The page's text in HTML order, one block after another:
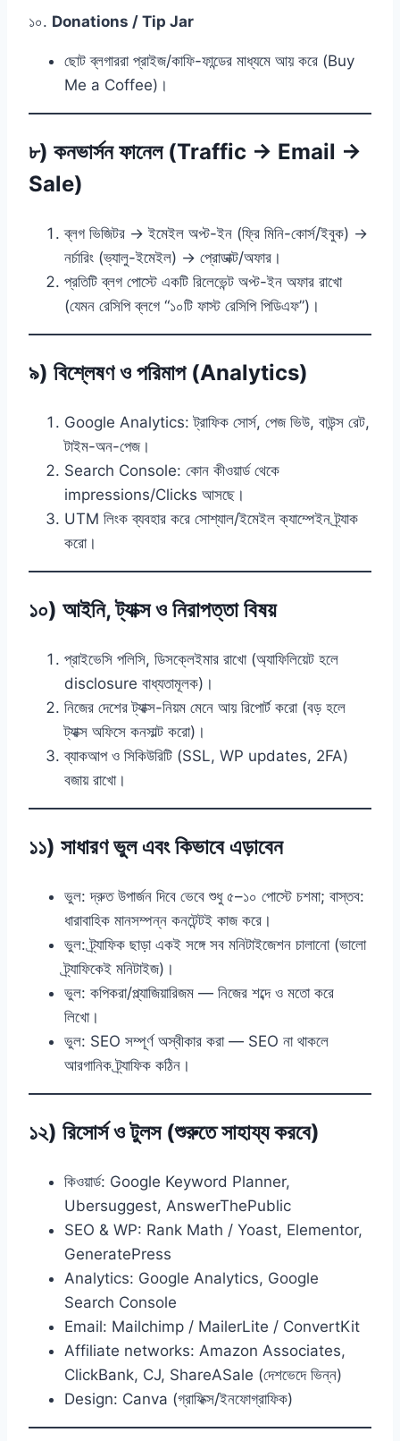
১০. Donations / Tip Jar
ছোট ব্লগাররা প্রাইজ/কাফি-ফান্ডের মাধ্যমে আয় করে (Buy
Me a Coffee)।
৮) কনভার্সন ফানেল (Traffic → Email →
Sale)
ব্লগ ভিজিটর → ইমেইল অপ্ট-ইন (ফ্রি মিনি-কোর্স/ইবুক) →
নর্চারিং (ভ্যালু-ইমেইল) → প্রোডাক্ট/অফার।
প্রতিটি ব্লগ পোস্টে একটি রিলেভেন্ট অপ্ট-ইন অফার রাখো
(যেমন রেসিপি ব্লগে “১০টি ফাস্ট রেসিপি পিডিএফ”)।
৯) বিশ্লেষণ ও পরিমাপ (Analytics)
Google Analytics: ট্রাফিক সোর্স, পেজ ভিউ, বাউন্স রেট,
টাইম-অন-পেজ।
Search Console: কোন কীওয়ার্ড থেকে
impressions/Clicks আসছে।
UTM লিংক ব্যবহার করে সোশ্যাল/ইমেইল ক্যাম্পেইন ট্র্যাক
করো।
১০) আইনি, ট্যাক্স ও নিরাপত্তা বিষয়
প্রাইভেসি পলিসি, ডিসক্লেইমার রাখো (অ্যাফিলিয়েট হলে
disclosure বাধ্যতামূলক)।
নিজের দেশের ট্যাক্স-নিয়ম মেনে আয় রিপোর্ট করো (বড় হলে
ট্যাক্স অফিসে কনসাল্ট করো)।
ব্যাকআপ ও সিকিউরিটি (SSL, WP updates, 2FA)
বজায় রাখো।
১১) সাধারণ ভুল এবং কিভাবে এড়াবেন
ভুল: দ্রুত উপার্জন দিবে ভেবে শুধু ৫–১০ পোস্টে চশমা; বাস্তব:
ধারাবাহিক মানসম্পন্ন কনটেন্টই কাজ করে।
ভুল: ট্র্যাফিক ছাড়া একই সঙ্গে সব মনিটাইজেশন চালানো (ভালো
ট্র্যাফিকেই মনিটাইজ)।
ভুল: কপিকরা/প্ল্যাজিয়ারিজম — নিজের শব্দে ও মতো করে
লিখো।
ভুল: SEO সম্পূর্ণ অস্বীকার করা — SEO না থাকলে
আরগানিক ট্র্যাফিক কঠিন।
১২) রিসোর্স ও টুলস (শুরুতে সাহায্য করবে)
কিওয়ার্ড: Google Keyword Planner,
Ubersuggest, AnswerThePublic
SEO & WP: Rank Math / Yoast, Elementor,
GeneratePress
Analytics: Google Analytics, Google
Search Console
Email: Mailchimp / MailerLite / ConvertKit
Affiliate networks: Amazon Associates,
ClickBank, CJ, ShareASale (দেশভেদে ভিন্ন)
Design: Canva (গ্রাফিক্স/ইনফোগ্রাফিক)